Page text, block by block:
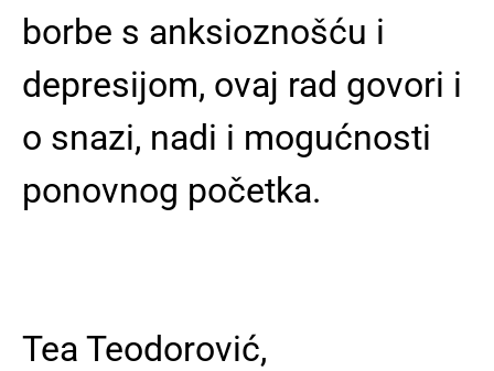
borbe s anksioznošću i
depresijom, ovaj rad govori i
o snazi, nadi i mogućnosti
ponovnog početka.
Tea Teodorović,